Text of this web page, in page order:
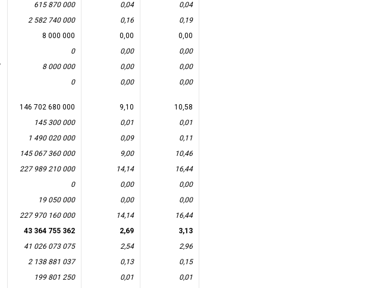
615 870 000 0,04
0,04
2 582 740 000 0,16
0,19
8 000 000 0,00
0,00
0 0,00
0,00
8 000 000 0,00
0,00
0 0,00 0,00
146 702 680 000 9,10
10,58
145 300 000 0,01
0,01
1 490 020 000 0,09
0,11
145 067 360 000 9,00
10,46
227 989 210 000 14,14
16,44
0 0,00
0,00
19 050 000 0,00
0,00
227 970 160 000 14,14
16,44
43 364 755 362 2,69
3,13
41 026 073 075 2,54
2,96
2 138 881 037 0,13
0,15
199 801 250 0,01
0,01